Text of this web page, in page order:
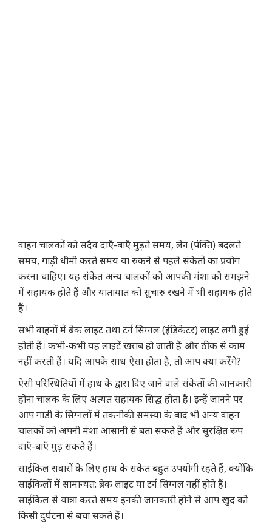
वाहन चालकों को सदैव दाएँ-बाएँ मुड़ते समय, लेन (पंक्ति) बदलते
समय, गाड़ी धीमी करते समय या रुकने से पहले संकेतों का प्रयोग
करना चाहिए। यह संकेत अन्य चालकों को आपकी मंशा को समझने
में सहायक होते हैं और यातायात को सुचारु रखने में भी सहायक होते
हैं।
सभी वाहनों में ब्रेक लाइट तथा टर्न सिग्नल (इंडिकेटर) लाइट लगी हुई
होती हैं। कभी-कभी यह लाइटें खराब हो जाती हैं और ठीक से काम
नहीं करती हैं। यदि आपके साथ ऐसा होता है, तो आप क्या करेंगे?
ऐसी परिस्थितियों में हाथ के द्वारा दिए जाने वाले संकेतों की जानकारी
होना चालक के लिए अत्यंत सहायक सिद्ध होता है। इन्हें जानने पर
आप गाड़ी के सिग्नलों में तकनीकी समस्या के बाद भी अन्य वाहन
चालकों को अपनी मंशा आसानी से बता सकते हैं और सुरक्षित रूप
दाएँ-बाएँ मुड़ सकते हैं।
साईकिल सवारों के लिए हाथ के संकेत बहुत उपयोगी रहते हैं, क्योंकि
साईकिलों में सामान्यत: ब्रेक लाइट या टर्न सिग्नल नहीं होते हैं।
साईकिल से यात्रा करते समय इनकी जानकारी होने से आप खुद को
किसी दुर्घटना से बचा सकते हैं।